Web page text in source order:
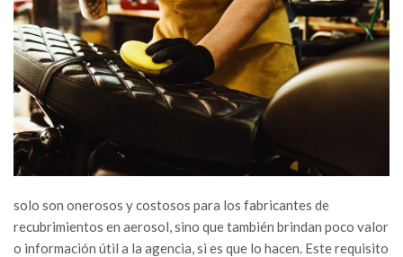
solo son onerosos y costosos para los fabricantes de
recubrimientos en aerosol, sino que también brindan poco valor
o información útil a la agencia, si es que lo hacen. Este requisito